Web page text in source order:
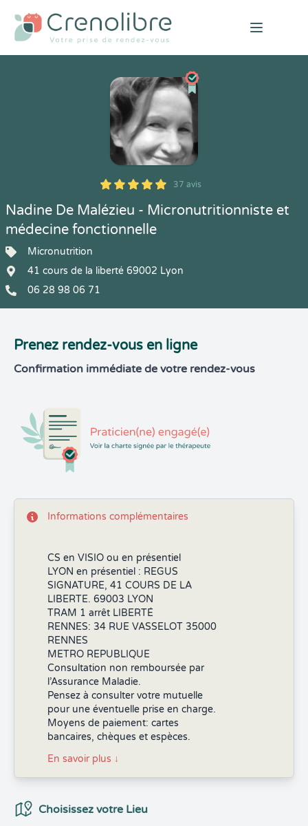
Open
5
1
5
37 37 avis
Nadine De Malézieu - Micronutritionniste et
médecine fonctionnelle
Micronutrition
41 cours de la liberté 69002 Lyon
06 28 98 06 71
Prenez rendez-vous en ligne
Confirmation immédiate de votre rendez-vous
Informations complémentaires
CS en VISIO ou en présentiel
LYON en présentiel : REGUS
SIGNATURE, 41 COURS DE LA
LIBERTE. 69003 LYON
TRAM 1 arrêt LIBERTÉ
RENNES: 34 RUE VASSELOT 35000
RENNES
METRO REPUBLIQUE
Consultation non remboursée par
l’Assurance Maladie.
Pensez à consulter votre mutuelle
pour une éventuelle prise en charge.
Moyens de paiement: cartes
bancaires, chèques et espèces.
En savoir plus ↓
Choix du Lieux
Choisissez votre Lieu